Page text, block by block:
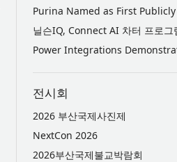
전시회
2026 부산국제사진제
NextCon 2026
2026부산국제불교박람회